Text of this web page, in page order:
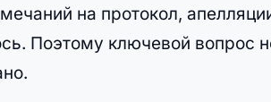
на протокол,
Поэтому ключевой вопрос